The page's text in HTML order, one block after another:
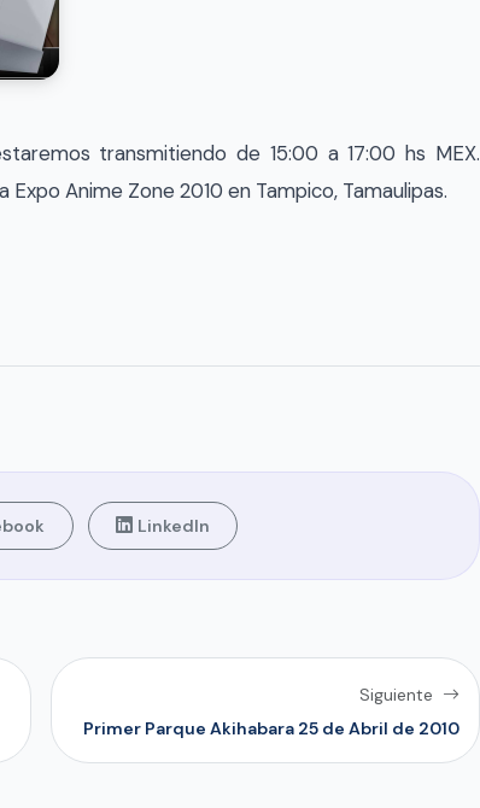
transmitiendo de 15:00 a 17:00 hs MEX.
Anime Zone 2010 en Tampico, Tamaulipas.
LinkedIn
Siguiente
Primer Parque Akihabara 25 de Abril de 2010